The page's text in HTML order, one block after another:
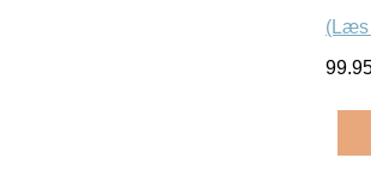
(Læs